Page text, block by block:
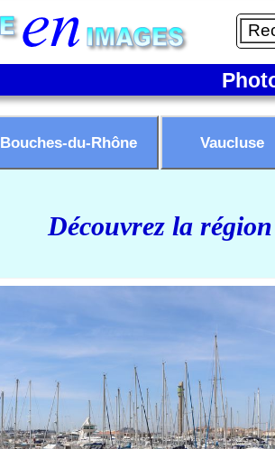
Bouches-du-Rhône Vaucluse
Découvrez la